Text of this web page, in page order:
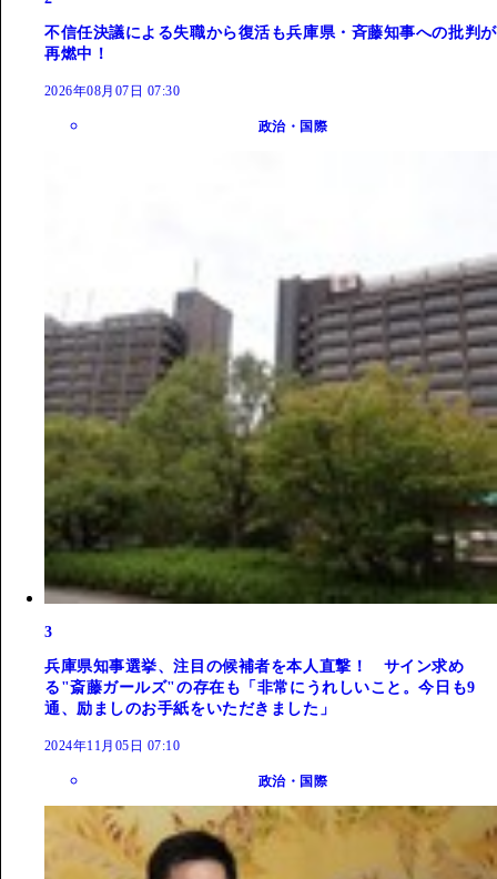
不信任決議による失職から復活も兵庫県・斉藤知事への批判が
再燃中！
2026年08月07日 07:30
政治・国際
3
兵庫県知事選挙、注目の候補者を本人直撃！ サイン求め
る"斎藤ガールズ"の存在も「非常にうれしいこと。今日も9
通、励ましのお手紙をいただきました」
2024年11月05日 07:10
政治・国際